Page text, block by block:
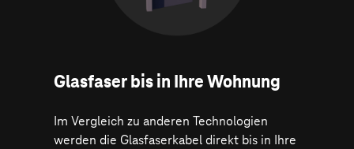
Glasfaser bis in Ihre Wohnung
Im Vergleich zu anderen Technologien
werden die Glasfaserkabel direkt bis in Ihre